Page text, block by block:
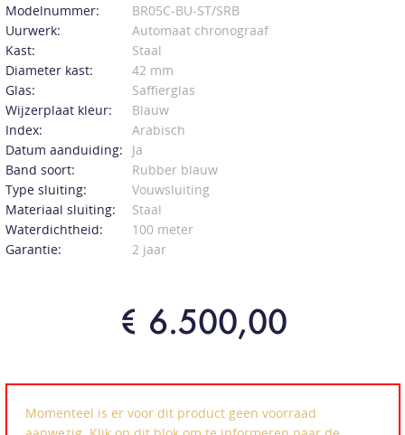
Modelnummer:
BR05C-BU-ST/SRB
Uurwerk:
Automaat chronograaf
Kast:
Staal
Diameter kast:
42 mm
Glas:
Saffierglas
Wijzerplaat kleur:
Blauw
Index:
Arabisch
Datum aanduiding:
Ja
Band soort:
Rubber blauw
Type sluiting:
Vouwsluiting
Materiaal sluiting:
Staal
Waterdichtheid:
100 meter
Garantie:
2 jaar
€ 6.500,00
Momenteel is er voor dit product geen voorraad